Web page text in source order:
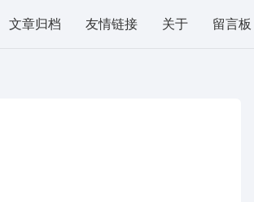
文章归档 友情链接 关于 留言板